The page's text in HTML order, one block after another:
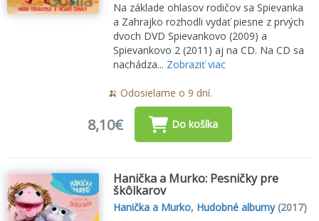
Na základe ohlasov rodičov sa Spievanka
a Zahrajko rozhodli vydať piesne z prvých
dvoch DVD Spievankovo (2009) a
Spievankovo 2 (2011) aj na CD. Na CD sa
nachádza... Zobraziť viac
🍌 Odosielame o 9 dní.
8,10€ Do košíka
Hanička a Murko: Pesničky pre
škôlkarov
Hanička a Murko, Hudobné albumy(2017)